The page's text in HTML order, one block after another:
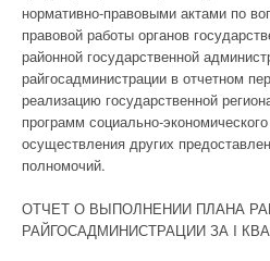
нормативно-правовыми актами по
правовой работы органов
районной государственной
райгосадминистрации в отчетном
реализацию государственной
программ социально-
осуществления других
полномочий.
ОТЧЕТ О ВЫПОЛНЕНИИ ПЛАНА
РАЙГОСАДМИНИСТРАЦИИ ЗА I